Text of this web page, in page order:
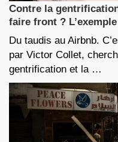
Contre la
faire front ?
Du taudis au Airbnb.
par Victor Collet,
gentrification et la …